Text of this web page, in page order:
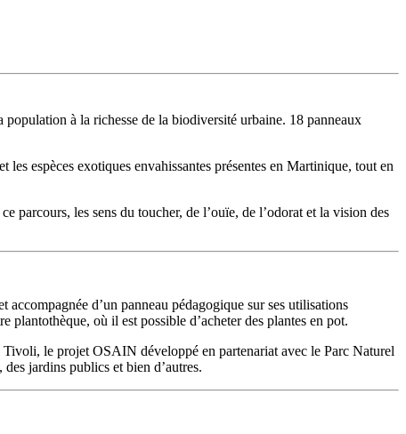
à la richesse de la biodiversité urbaine. 18 panneaux
les espèces exotiques envahissantes présentes en Martinique, tout en
parcours, les sens du toucher, de l’ouïe, de l’odorat et la vision des
d’un panneau pédagogique sur ses utilisations
où il est possible d’acheter des plantes en pot.
Tivoli, le projet OSAIN développé en partenariat avec le Parc Naturel
jardins publics et bien d’autres.